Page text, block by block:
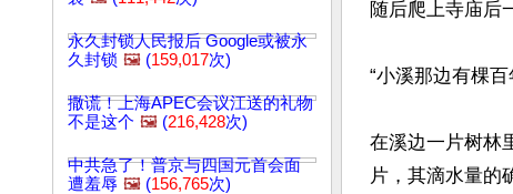
永久封锁人民报后 Google或被永
久封锁 🖼️ (159,017次)
撒谎！上海APEC会议江送的礼物
不是这个 🖼️ (216,428次)
中共急了！普京与四国元首会面
遭羞辱 🖼️ (156,765次)
随后爬上寺庙后
“小溪那边有棵
在溪边一片树林
片，其滴水量的